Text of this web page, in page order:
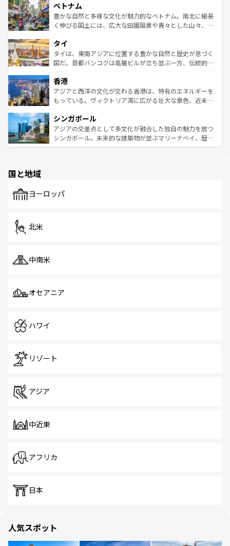
参照してほしい。
容にもいいと評判のスイーツなど、バラエティ豊かな料理
が味わえる。 なお、新着の台湾情報は コンテンツ一覧を参
照してほしい。
き、地方に足を延ばせば四季折々の自然美を楽しむことが
できる。そして、キムチや焼肉、絶品のストリートフード
まで、さまざまな韓国料理が待っている。夜には、韓国な
リティに包まれながら、韓国の多彩な魅力を心ゆくまで味
わってみてほしい。 なお、新着の韓国情報はコンテンツ一
覧を参照してほしい。
ベトナム
豊かな自然と多様な文化が魅力的なベトナム。南北に細長
く伸びる国土には、広大な田園風景や青々とした山々、世
急速な発展と共に伝統が息づく。ハノイの古い町並みやホ
ーチミン市のフランス統治時代の建物も、独特の雰囲気を
醸し出している。また、バラエティの豊かさとおいしさで
とつ。フォーやバインミー、ベトナムコーヒーなどは、ぜ
ひ現地で味わいたい。どの地域を訪れてもあたたかい人々
が旅行者を迎えてくれるので、きっと忘れられない旅にな
参照してほしい。
タイ
タイは、東南アジアに位置する豊かな自然と歴史が息づく
国だ。首都バンコクは高層ビルが立ち並ぶ一方、伝統的な
の活気が交差している。北部ではチェンマイなどの山岳地
帯で自然と触れ合い、南部ではプーケットやクラビの美し
いビーチでリゾート気分を楽しむことができる。タイ料理
激する。気候は一年中温暖で、どの季節にも異なる楽しみ
が待っている。親しみやすいタイの人々、仏教を中心とし
た文化、そして多様な観光資源が、訪れる旅人を魅了し続
香港
アジアと西洋の文化が交わる香港は、特有のエネルギーを
もっている。ヴィクトリア湾に広がる壮大な景色、近未来
み、どこを訪れても感動するはず。観光スポットが密集し
ており、効率よく見どころを回れるのも魅力。息をのむよ
うな絶景から文化的な体験まで、香港を存分に楽しみ尽く
シンガポール
アジアの交差点として多文化が融合した独自の魅力を放つ
シンガポール。未来的な建築物が並ぶマリーナベイ、歴史
で、ホーカーズは地元の風情を楽しめる外せないスポット
国と地域
ヨーロッパ
北米
中南米
オセアニア
ハワイ
リゾート
アジア
中近東
アフリカ
日本
人気スポット